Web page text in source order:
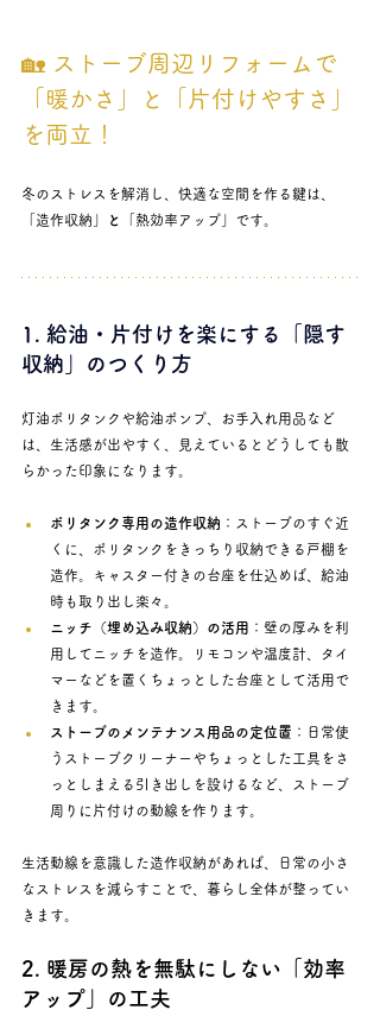
🏡 ストーブ周辺リフォームで
「暖かさ」と「片付けやすさ」
を両立！
冬のストレスを解消し、快適な空間を作る鍵は、
「造作収納」
と 「熱効率アップ」です。
1. 給油・片付けを楽にする「隠す
収納」のつくり方
灯油ポリタンクや給油ポンプ、お手入れ用品など
は、生活感が出やすく、見えているとどうしても散
らかった印象になります。
ポリタンク専用の造作収納 ：ストーブのすぐ近
くに、ポリタンクをきっちり収納できる戸棚を
造作。キャスター付きの台座を仕込めば、給油
時も取り出し楽々。
ニッチ（埋め込み収納）の活用 ：壁の厚みを利
用してニッチを造作。リモコンや温度計、タイ
マーなどを置くちょっとした台座として活用で
きます。
ストーブのメンテナンス用品の定位置 ：日常使
うストーブクリーナーやちょっとした工具をさ
っとしまえる引き出しを設けるなど、ストーブ
周りに片付けの動線を作ります。
生活動線を意識した造作収納があれば、日常の小さ
なストレスを減らすことで、暮らし全体が整ってい
きます。
2. 暖房の熱を無駄にしない「効率
アップ」の工夫